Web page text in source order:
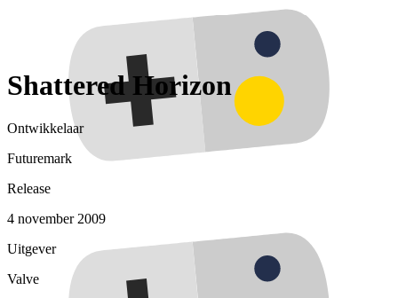
Shattered Horizon
Ontwikkelaar
Futuremark
Release
4 november 2009
Uitgever
Valve